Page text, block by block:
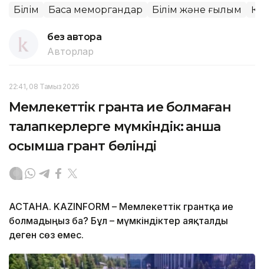
Білім Басқа меморгандар Білім және ғылым
без автора
Авторлар
22:41, 08 Тамыз 2026
Мемлекеттік грантқа ие болмаған
талапкерлерге мүмкіндік: қанша
қосымша грант бөлінді
АСТАНА. KAZINFORM – Мемлекеттік грантқа ие
болмадыңыз ба? Бұл – мүмкіндіктер аяқталды
деген сөз емес.